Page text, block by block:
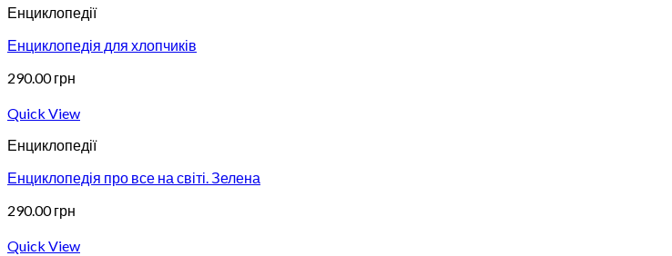
Енциклопедії
Енциклопедія для хлопчиків
290.00грн
Quick View
Енциклопедії
Енциклопедія про все на світі. Зелена
290.00грн
Quick View